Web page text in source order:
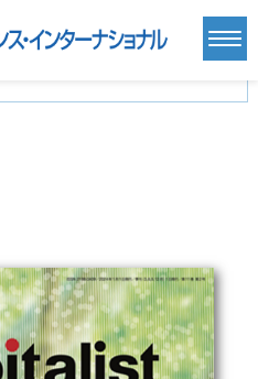
連科学(80)
自然科学(25)
歯科学(3)
保健・体育(1)
マルチメディア(0)